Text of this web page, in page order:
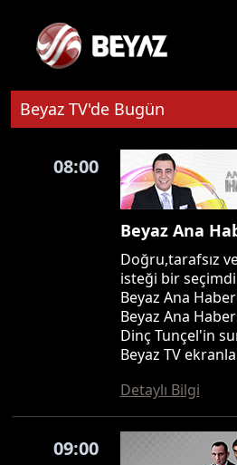
Beyaz TV'de Bugün
08:00
Beyaz Ana
Doğru,tarafsız
isteği bir
Beyaz Ana
Beyaz Ana
Dinç Tunçel'in
Beyaz TV
Detaylı Bilgi
09:00